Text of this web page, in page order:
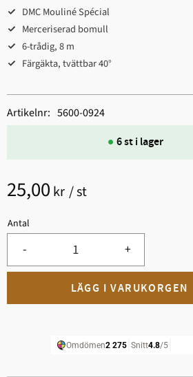
DMC Mouliné Spécial
Merceriserad bomull
6-trådig, 8 m
Färgäkta, tvättbar 40°
25,00 kr /st
Antal
+
-
6 st i lager
Artikelnr 5600-0924